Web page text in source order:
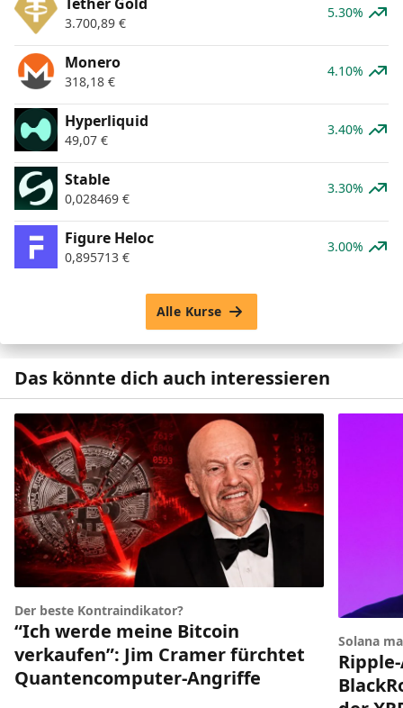
3.700,89 €
5.30%
Monero
318,18 €
4.10%
Hyperliquid
49,07 €
3.40%
​​Stable
0,028469 €
3.30%
Figure Heloc
0,895713 €
3.00%
Alle Kurse
Das könnte dich auch interessieren
Der beste Kontraindikator?
“Ich werde meine Bitcoin
verkaufen”: Jim Cramer fürchtet
Quantencomputer-Angriffe
Solana